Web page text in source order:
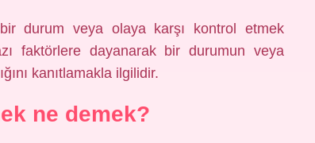
durum veya olaya karşı kontrol etmek
faktörlere dayanarak bir durumun veya
kanıtlamakla ilgilidir.
ne demek?